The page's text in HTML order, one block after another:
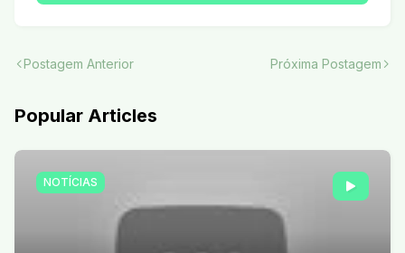
Postagem Anterior Próxima Postagem
Popular Articles
NOTÍCIAS